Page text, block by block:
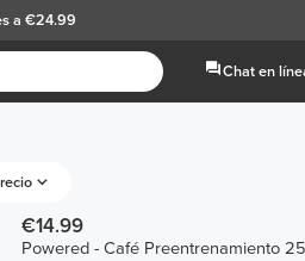
a €24.99
Chat en
€14.99
Powered - Café Preentrenamiento